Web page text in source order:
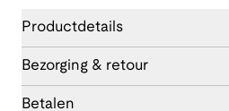
Productdetails
Bezorging & retour
Betalen